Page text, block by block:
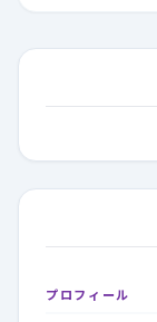
プロフィール